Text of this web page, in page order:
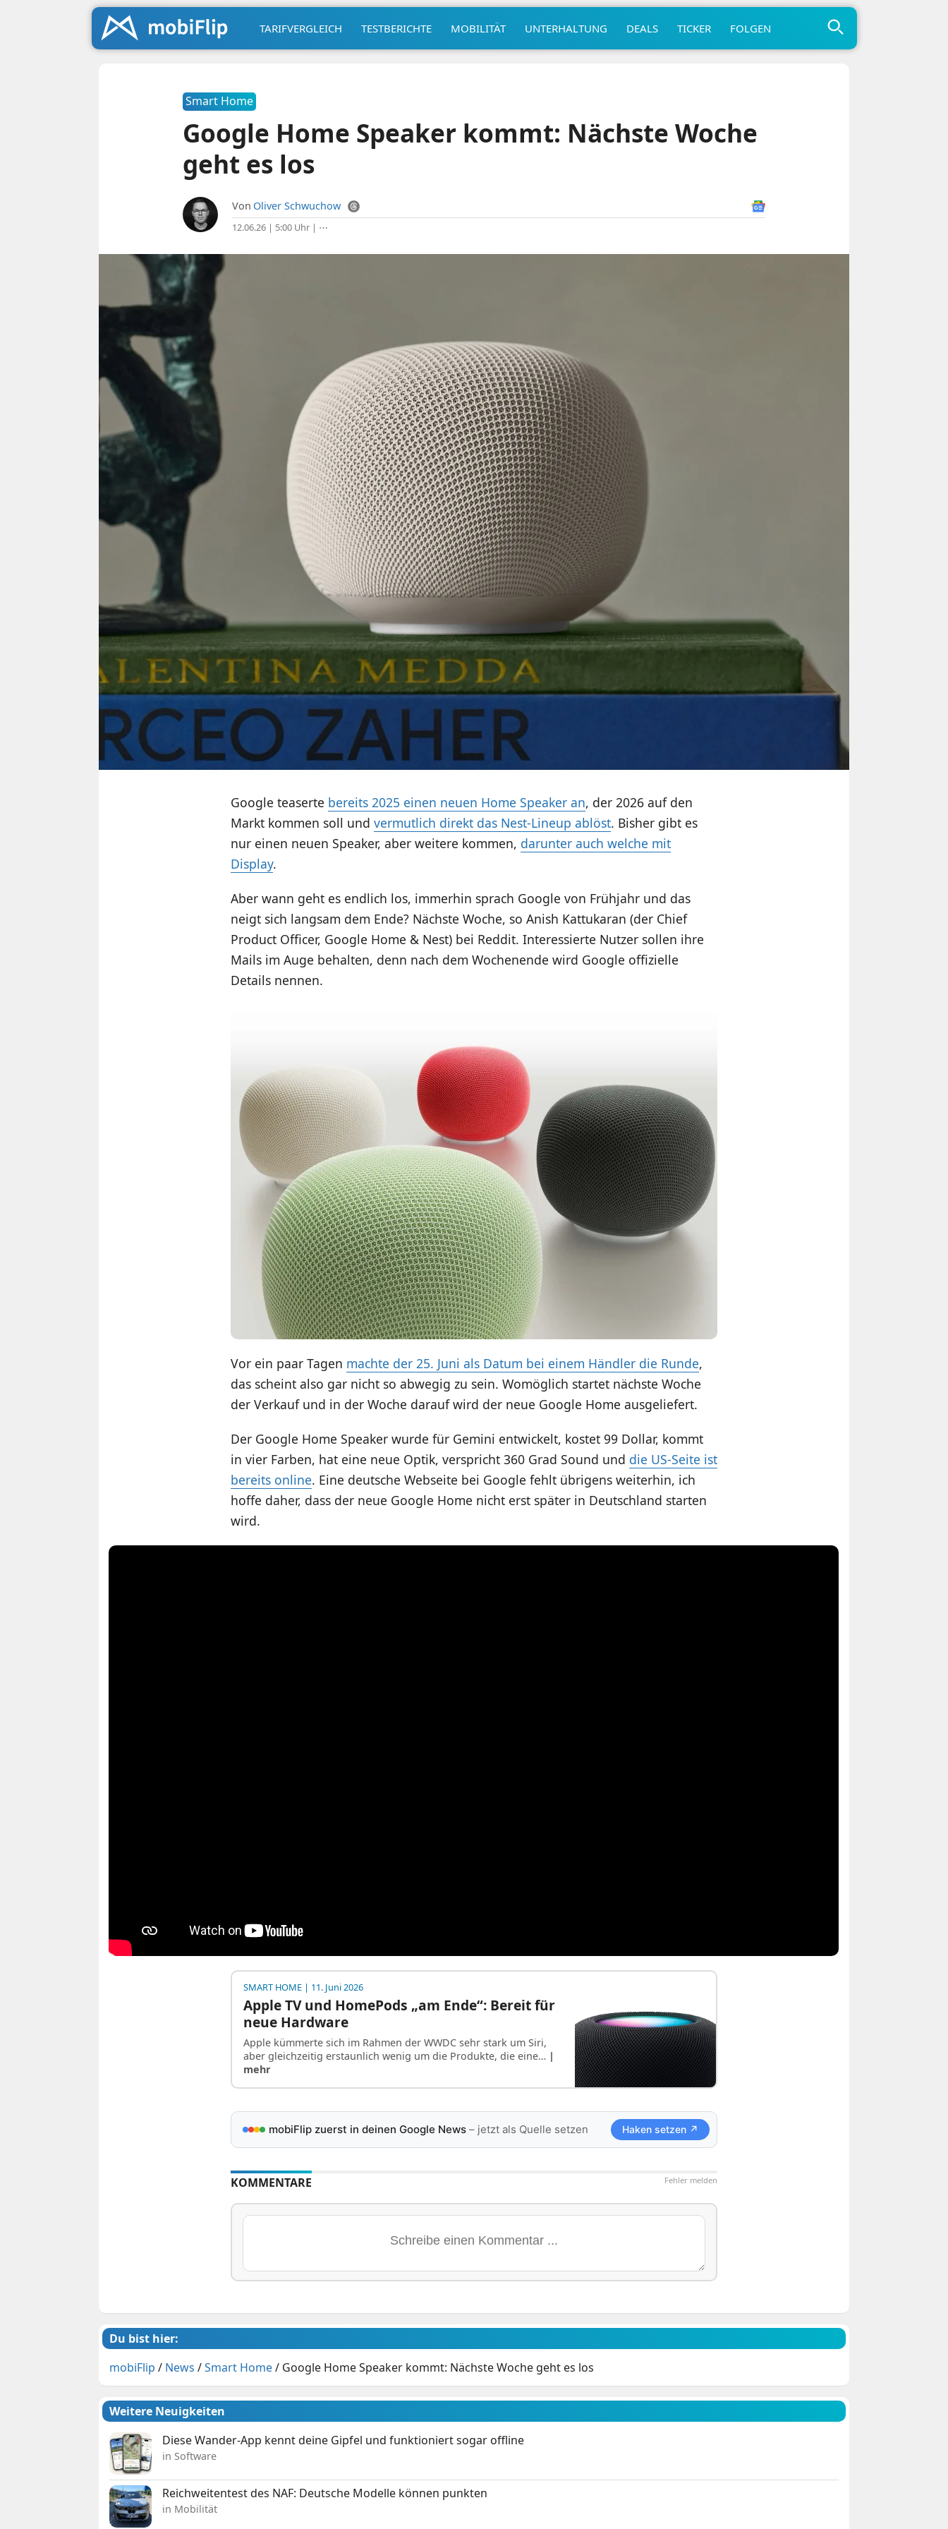
TARIFVERGLEICH TESTBERICHTE MOBILITÄT UNTERHALTUNG DEALS TICKER FOLGEN
Smart Home
Google Home Speaker kommt: Nächste Woche
geht es los
Von Oliver Schwuchow
12.06.26 | 5:00 Uhr| ⋯
Google teaserte bereits 2025 einen neuen Home Speaker an, der 2026 auf den
Markt kommen soll und vermutlich direkt das Nest-Lineup ablöst. Bisher gibt es
nur einen neuen Speaker, aber weitere kommen, darunter auch welche mit
Display.
Aber wann geht es endlich los, immerhin sprach Google von Frühjahr und das
neigt sich langsam dem Ende? Nächste Woche, so Anish Kattukaran (der Chief
Product Officer, Google Home & Nest) bei Reddit. Interessierte Nutzer sollen ihre
Mails im Auge behalten, denn nach dem Wochenende wird Google offizielle
Details nennen.
Vor ein paar Tagen machte der 25. Juni als Datum bei einem Händler die Runde,
das scheint also gar nicht so abwegig zu sein. Womöglich startet nächste Woche
der Verkauf und in der Woche darauf wird der neue Google Home ausgeliefert.
Der Google Home Speaker wurde für Gemini entwickelt, kostet 99 Dollar, kommt
in vier Farben, hat eine neue Optik, verspricht 360 Grad Sound und die US-Seite ist
bereits online. Eine deutsche Webseite bei Google fehlt übrigens weiterhin, ich
hoffe daher, dass der neue Google Home nicht erst später in Deutschland starten
wird.
SMART HOME| 11. Juni 2026
Apple TV und HomePods „am Ende“: Bereit für
neue Hardware
Apple kümmerte sich im Rahmen der WWDC sehr stark um Siri,
aber gleichzeitig erstaunlich wenig um die Produkte, die eine… |
mehr
mobiFlip zuerst in deinen Google News– jetzt als Quelle setzen Haken setzen ↗
Fehler melden
KOMMENTARE
Du bist hier:
mobiFlip / News /Smart Home/ Google Home Speaker kommt: Nächste Woche geht es los
Weitere Neuigkeiten
Diese Wander-App kennt deine Gipfel und funktioniert sogar offline
in Software
Reichweitentest des NAF: Deutsche Modelle können punkten
in Mobilität